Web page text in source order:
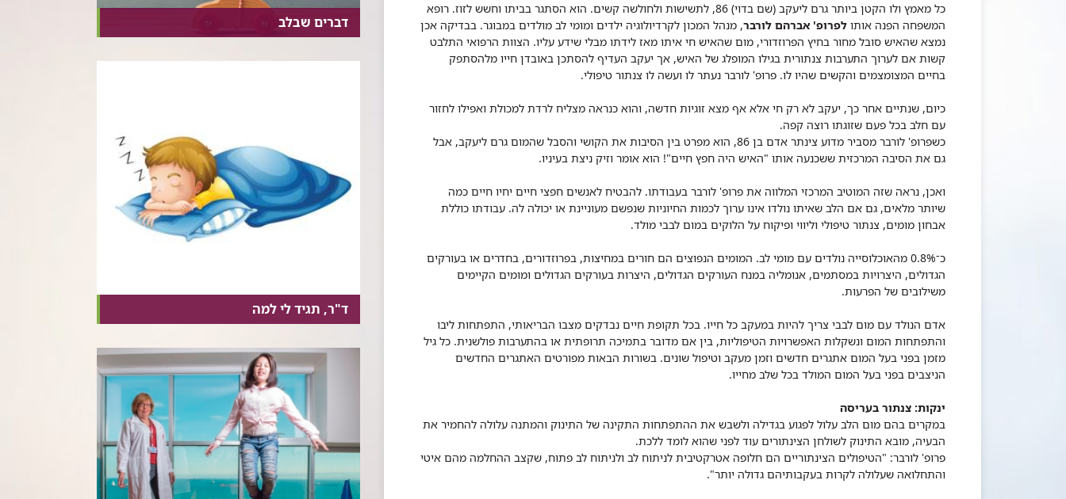
כל מאמץ ולו הקטן ביותר גרם ליעקב (שם בדוי) 86, לתשישות ולחולשה קשים. הוא הסתגר בביתו וחשש לזוז. רופא
המשפחה הפנה אותו לפרופ' אברהם לורבר, מנהל המכון לקרדיולוגיה ילדים ומומי לב מולדים במבוגר. בבדיקה אכן
נמצא שהאיש סובל מחור בחיץ הפרוזדורי, מום שהאיש חי איתו מאז לידתו מבלי שידע עליו. הצוות הרפואי התלבט
קשות אם לערוך התערבות צנתורית בגילו המופלג של האיש, אך יעקב העדיף להסתכן באובדן חייו מלהסתפק
בחיים המצומצמים והקשים שהיו לו. פרופ' לורבר נעתר לו ועשה לו צנתור טיפולי.
כיום, שנתיים אחר כך, יעקב לא רק חי אלא אף מצא זוגיות חדשה, והוא כנראה מצליח לרדת למכולת ואפילו לחזור
עם חלב בכל פעם שזוגתו רוצה קפה.
כשפרופ' לורבר מסביר מדוע צינתר אדם בן 86, הוא מפרט בין הסיבות את הקושי והסבל שהמום גרם ליעקב, אבל
גם את הסיבה המרכזית ששכנעה אותו "האיש היה חפץ חיים"! הוא אומר וזיק ניצת בעיניו.
ואכן, נראה שזה המוטיב המרכזי המלווה את פרופ' לורבר בעבודתו. להבטיח לאנשים חפצי חיים יחיו חיים כמה
שיותר מלאים, גם אם הלב שאיתו נולדו אינו ערוך לכמות החיוניות שנפשם מעוניינת או יכולה לה. עבודתו כוללת
אבחון מומים, צנתור טיפולי וליווי ופיקוח על הלוקים במום לבבי מולד.
כ־0.8% מהאוכלוסייה נולדים עם מומי לב. המומים הנפוצים הם חורים במחיצות, בפרוזדורים, בחדרים או בעורקים
הגדולים, היצרויות במסתמים, אנומליה במנח העורקים הגדולים, היצרות בעורקים הגדולים ומומים הקיימים
משילובים של הפרעות.
אדם הנולד עם מום לבבי צריך להיות במעקב כל חייו. בכל תקופת חיים נבדקים מצבו הבריאותי, התפתחות ליבו
והתפתחות המום ונשקלות האפשרויות הטיפוליות, בין אם מדובר בתמיכה תרופתית או בהתערבות פולשנית. כל גיל
מזמן בפני בעל המום אתגרים חדשים וזמן מעקב וטיפול שונים. בשורות הבאות מפורטים האתגרים החדשים
הניצבים בפני בעל המום המולד בכל שלב מחייו.
ינקות: צנתור בעריסה
במקרים בהם מום הלב עלול לפגוע בגדילה ולשבש את ההתפתחות התקינה של התינוק והמתנה עלולה להחמיר את
הבעיה, מובא התינוק לשולחן הצינתורים עוד לפני שהוא לומד ללכת.
פרופ' לורבר: "הטיפולים הצינתוריים הם חלופה אטרקטיבית לניתוח לב ולניתוח לב פתוח, שקצב ההחלמה מהם איטי
והתחלואה שעלולה לקרות בעקבותיהם גדולה יותר".
דברים שבלב
ד"ר, תגיד לי למה